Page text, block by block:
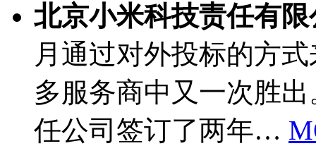
北京小米科技责任有限
月通过对外投标的方
多服务商中又一次胜
任公司签订了两年…